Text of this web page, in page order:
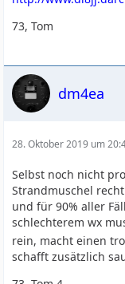
73, Tom
dm4ea
28. Oktober 2019 um
Selbst noch nicht
Strandmuschel
und für 90% aller
schlechterem wx
rein, macht einen
schafft zusätzlich